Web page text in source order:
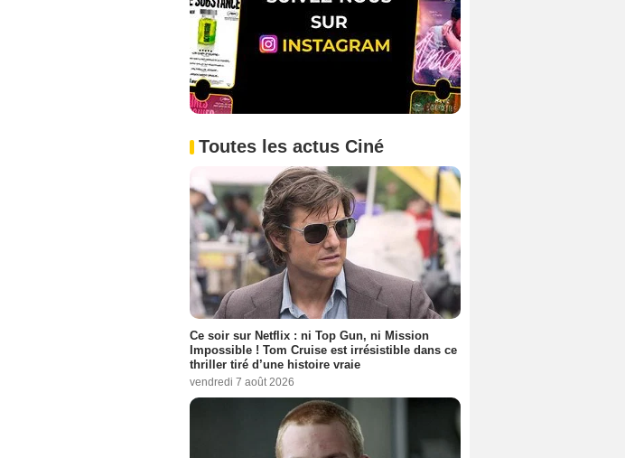
Toutes les actus Ciné
Ce soir sur Netflix : ni Top Gun, ni Mission
Impossible ! Tom Cruise est irrésistible dans ce
thriller tiré d’une histoire vraie
vendredi 7 août 2026